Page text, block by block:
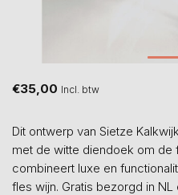
€35,00 Incl. btw
Dit ontwerp van Sietze
met de witte diendoek om de
combineert luxe en
fles wijn. Gratis bezorgd in NL